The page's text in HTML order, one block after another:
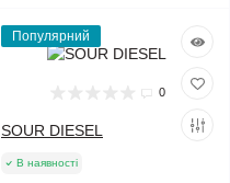
Популярний
0
SOUR DIESEL
В наявності